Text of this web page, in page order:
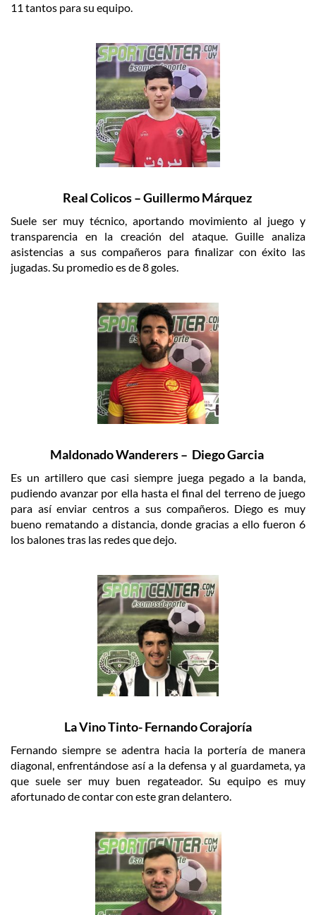
11 tantos para su equipo.
Real Colicos – Guillermo Márquez
Suele ser muy técnico, aportando movimiento al juego y
transparencia en la creación del ataque. Guille analiza
asistencias a sus compañeros para finalizar con éxito las
jugadas. Su promedio es de 8 goles.
Maldonado Wanderers – Diego Garcia
Es un artillero que casi siempre juega pegado a la banda,
pudiendo avanzar por ella hasta el final del terreno de juego
para así enviar centros a sus compañeros. Diego es muy
bueno rematando a distancia, donde gracias a ello fueron 6
los balones tras las redes que dejo.
La Vino Tinto- Fernando Corajoría
Fernando siempre se adentra hacia la portería de manera
diagonal, enfrentándose así a la defensa y al guardameta, ya
que suele ser muy buen regateador. Su equipo es muy
afortunado de contar con este gran delantero.